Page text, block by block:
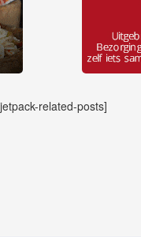
related-posts]